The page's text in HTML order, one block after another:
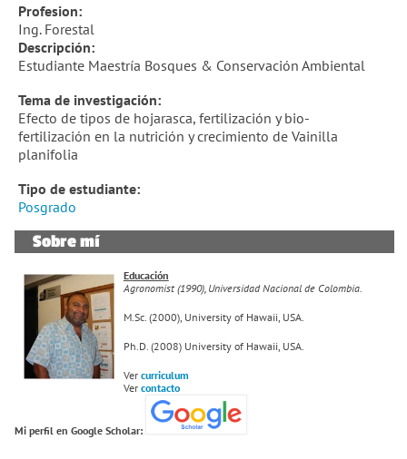
Profesion:
Ing. Forestal
Descripción:
Estudiante Maestría Bosques & Conservación Ambiental
Tema de investigación:
Efecto de tipos de hojarasca, fertilización y bio-
fertilización en la nutrición y crecimiento de Vainilla
planifolia
Tipo de estudiante:
Posgrado
Sobre mí
Educación
Agronomist (1990), Universidad Nacional de Colombia.
M.Sc. (2000), University of Hawaii, USA.
Ph.D. (2008) University of Hawaii, USA.
Ver curriculum
Ver contacto
Mi perfil en Google Scholar: